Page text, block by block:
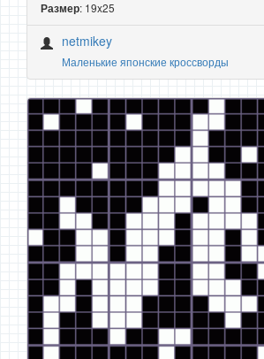
Размер: 19x25
netmikey
Маленькие японские кроссворды